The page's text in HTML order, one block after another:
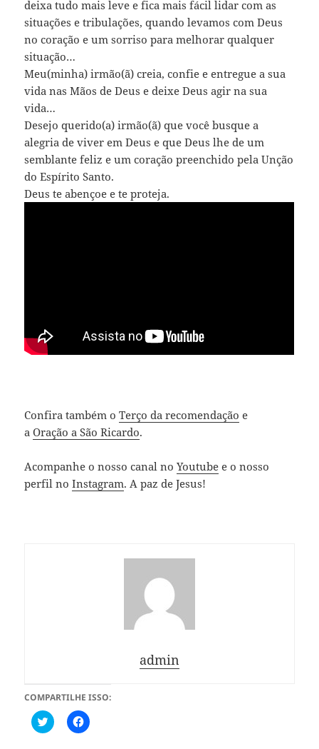
deixa tudo mais leve e fica mais fácil lidar com as
situações e tribulações, quando levamos com Deus
no coração e um sorriso para melhorar qualquer
situação…
Meu(minha) irmão(ã) creia, confie e entregue a sua
vida nas Mãos de Deus e deixe Deus agir na sua
vida…
Desejo querido(a) irmão(ã) que você busque a
alegria de viver em Deus e que Deus lhe de um
semblante feliz e um coração preenchido pela Unção
do Espírito Santo.
Deus te abençoe e te proteja.
Confira também oTerço da recomendação e
aOração a São Ricardo.
Acompanhe o nosso canal noYoutube e o nosso
perfil noInstagram. A paz de Jesus!
admin
COMPARTILHE ISSO:
C
l
C
l